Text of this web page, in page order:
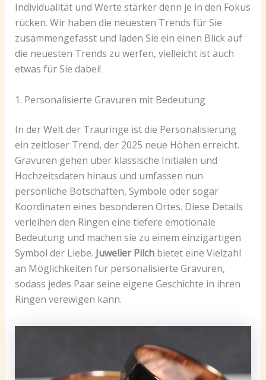
Individualität und Werte stärker denn je in den Fokus
rücken. Wir haben die neuesten Trends für Sie
zusammengefasst und laden Sie ein einen Blick auf
die neuesten Trends zu werfen, vielleicht ist auch
etwas für Sie dabei!
1. Personalisierte Gravuren mit Bedeutung
In der Welt der Trauringe ist die Personalisierung
ein zeitloser Trend, der 2025 neue Höhen erreicht.
Gravuren gehen über klassische Initialen und
Hochzeitsdaten hinaus und umfassen nun
persönliche Botschaften, Symbole oder sogar
Koordinaten eines besonderen Ortes. Diese Details
verleihen den Ringen eine tiefere emotionale
Bedeutung und machen sie zu einem einzigartigen
Symbol der Liebe. Juwelier Pilchbietet eine Vielzahl
an Möglichkeiten für personalisierte Gravuren,
sodass jedes Paar seine eigene Geschichte in ihren
Ringen verewigen kann.